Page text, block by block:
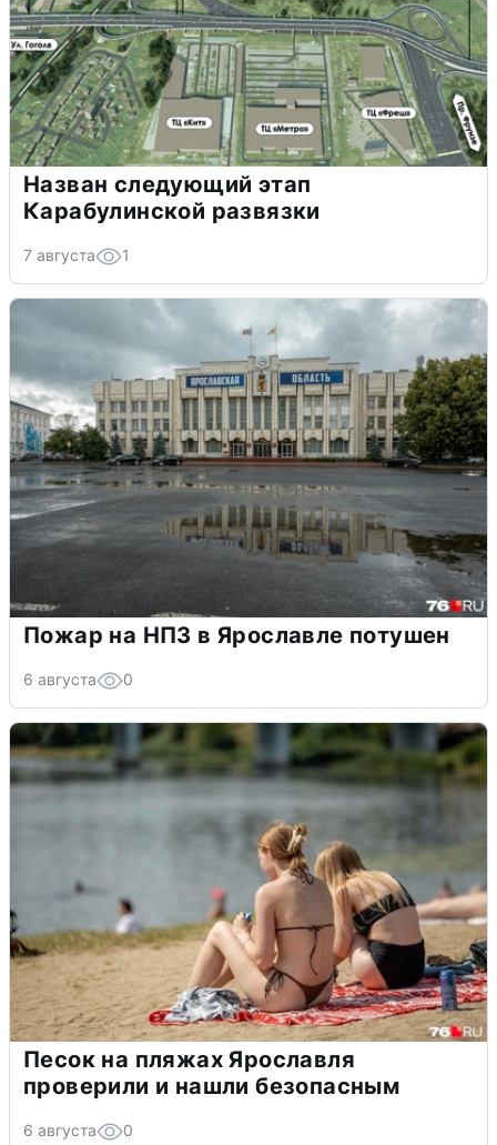
Назван следующий этап
Карабулинской развязки
7 августа 1
Пожар на НПЗ в Ярославле потушен
6 августа 0
Песок на пляжах Ярославля
проверили и нашли безопасным
6 августа 0